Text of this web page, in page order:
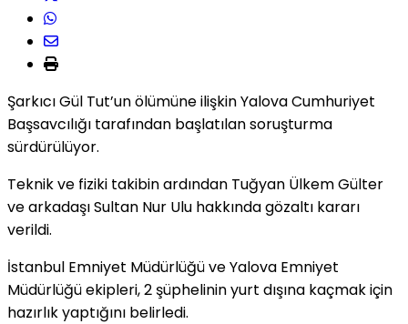
Şarkıcı Gül Tut’un ölümüne ilişkin Yalova Cumhuriyet
Başsavcılığı tarafından başlatılan soruşturma
sürdürülüyor.
Teknik ve fiziki takibin ardından Tuğyan Ülkem Gülter
ve arkadaşı Sultan Nur Ulu hakkında gözaltı kararı
verildi.
İstanbul Emniyet Müdürlüğü ve Yalova Emniyet
Müdürlüğü ekipleri, 2 şüphelinin yurt dışına kaçmak için
hazırlık yaptığını belirledi.